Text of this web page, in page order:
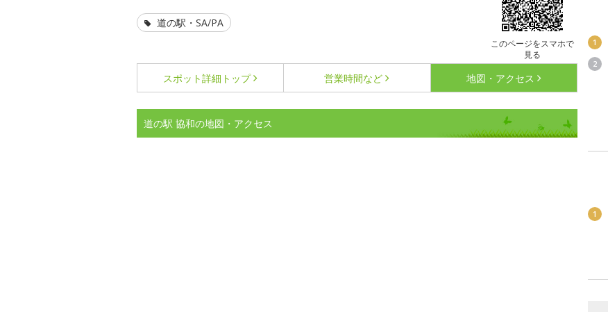
このページをスマホで
見る
道の駅・SA/PA
スポット詳細 トップ 営業時間など 地図・アクセス
道の駅 協和の地図・アクセス
1
2
1